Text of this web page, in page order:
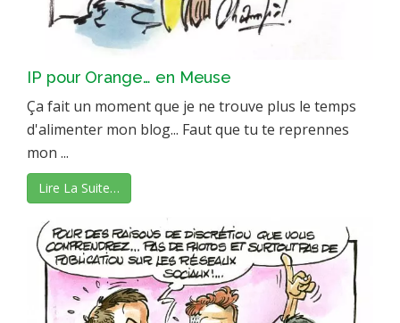
IP pour Orange… en Meuse
Ça fait un moment que je ne trouve plus le temps
d'alimenter mon blog... Faut que tu te reprennes
mon ...
Lire La Suite…